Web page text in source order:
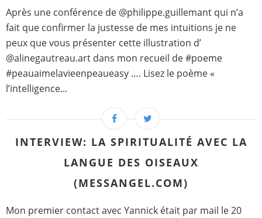
Après une conférence de @philippe.guillemant qui n’a
fait que confirmer la justesse de mes intuitions je ne
peux que vous présenter cette illustration d’
@alinegautreau.art dans mon recueil de #poeme
#peauaimelavieenpeaueasy …. Lisez le poème «
l’intelligence...
INTERVIEW: LA SPIRITUALITÉ AVEC LA
LANGUE DES OISEAUX
(MESSANGEL.COM)
Mon premier contact avec Yannick était par mail le 20